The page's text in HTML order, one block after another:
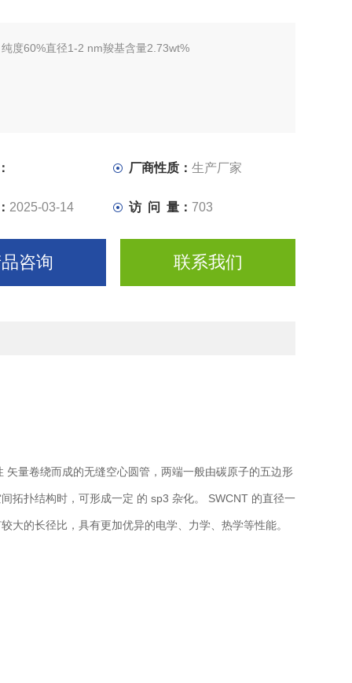
纯度60%直径1-2 nm羧基含量2.73wt%
厂商性质：生产厂家
2025-03-14 访 问 量： 703
咨询 联系我们
量卷绕而成的无缝空心圆管，两端一般由碳原子的五边形
拓扑结构时，可形成一定 的 sp3 杂化。 SWCNT 的直径一
的长径比，具有更加优异的电学、力学、热学等性能。